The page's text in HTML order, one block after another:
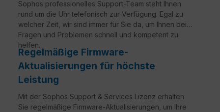
Sophos professionelles Support-Team steht Ihnen
rund um die Uhr telefonisch zur Verfügung. Egal zu
welcher Zeit, wir sind immer für Sie da, um Ihnen bei
Fragen und Problemen schnell und kompetent zu
helfen.
Regelmäßige Firmware-
Aktualisierungen für höchste
Leistung
Mit der Sophos Support & Services Lizenz erhalten
Sie regelmäßige Firmware-Aktualisierungen, um Ihre